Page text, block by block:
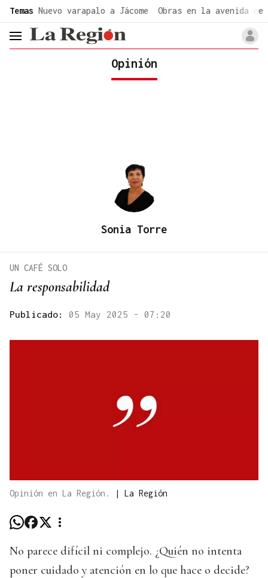
Temas Nuevo varapalo a Jácome Obras en la avenida de
header.menu.open
Opinión
Sonia Torre
La responsabilidad
UN CAFÉ SOLO
Publicado: 05 May 2025 - 07:20
Opinión en La Región. | La Región
No parece difícil ni complejo. ¿Quién no intenta
poner cuidado y atención en lo que hace o decide?